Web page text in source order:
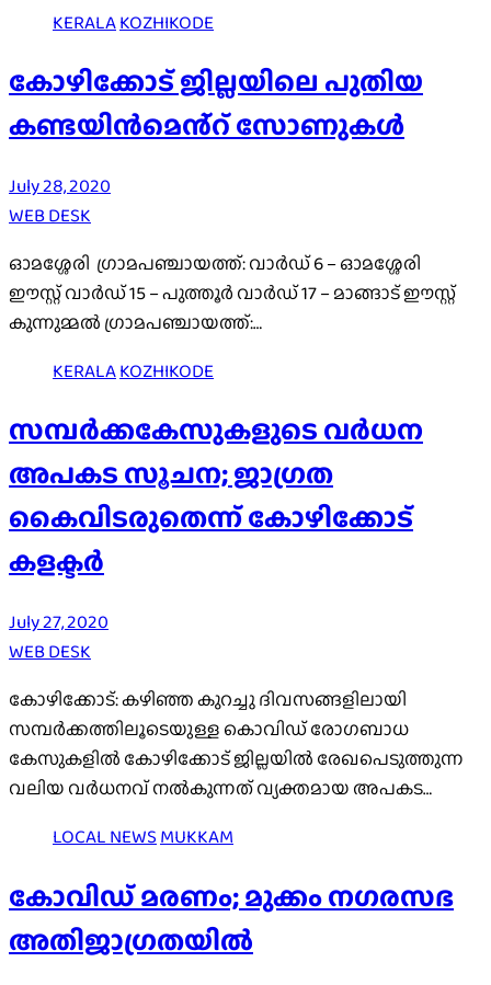
KERALAKOZHIKODE
കോഴിക്കോട് ജില്ലയിലെ പുതിയ
കണ്ടയിൻമെൻ്റ് സോണുകൾ
July 28, 2020
WEB DESK
ഓമശ്ശേരി ഗ്രാമപഞ്ചായത്ത്: വാർഡ് 6 – ഓമശ്ശേരി
ഈസ്റ്റ്‌ വാർഡ് 15 – പുത്തൂർ വാർഡ് 17 – മാങ്ങാട് ഈസ്റ്റ്‌
കുന്നുമ്മൽ ഗ്രാമപഞ്ചായത്ത്:…
KERALAKOZHIKODE
സമ്പര്‍ക്കകേസുകളുടെ വര്‍ധന
അപകട സൂചന; ജാഗ്രത
കൈവിടരുതെന്ന് കോഴിക്കോട്
കളക്ടർ
July 27, 2020
WEB DESK
കോഴിക്കോട്: കഴിഞ്ഞ കുറച്ചു ദിവസങ്ങളിലായി
സമ്പര്‍ക്കത്തിലൂടെയുള്ള കൊവിഡ് രോഗബാധ
കേസുകളില്‍ കോഴിക്കോട് ജില്ലയില്‍ രേഖപെടുത്തുന്ന
വലിയ വര്‍ധനവ് നല്‍കുന്നത് വ്യക്തമായ അപകട…
LOCAL NEWSMUKKAM
കോവിഡ് മരണം; മുക്കം നഗരസഭ
അതിജാഗ്രതയിൽ